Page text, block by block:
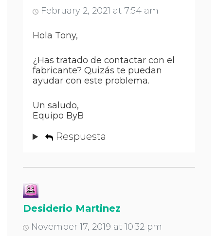
February 2, 2021 at 7:54 am
Hola Tony,
¿Has tratado de contactar con el
fabricante? Quizás te puedan
ayudar con este problema.
Un saludo,
Equipo ByB
Respuesta
Desiderio Martinez
November 17, 2019 at 10:32 pm